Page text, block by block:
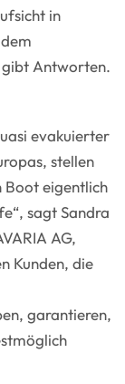
in
gibt Antworten.
evakuierter
stellen
Boot eigentlich
sagt Sandra
AG,
Kunden, die
garantieren,